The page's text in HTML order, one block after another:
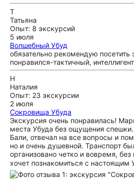
Т
Татьяна
Опыт: 8 экскурсий
5 июля
Волшебный Убуд
обязательно рекомендую
понравился-тактичный,
Н
Наталия
Опыт: 23 экскурсии
2 июля
Сокровища Убуда
Экскурсия очень понравилась!
места Убуда без ощущения
Бали, отвечал на все вопросы и
но и очень душевной. Транспорт
организовано четко и вовремя,
хочет познакомиться с настоящим